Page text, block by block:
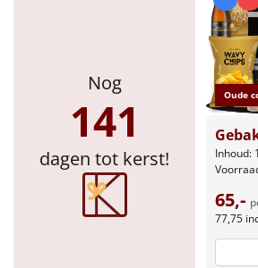
Nog
141
dagen tot kerst!
Oude
Inhoud:
65,-
77,75